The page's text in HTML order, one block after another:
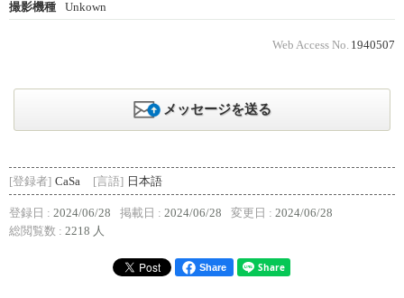
撮影機種
Unkown
Web Access No. 1940507
メッセージを送る
[登録者] CaSa [言語] 日本語
登録日 : 2024/06/28 掲載日 : 2024/06/28 変更日 : 2024/06/28
総閲覧数 : 2218 人
Share